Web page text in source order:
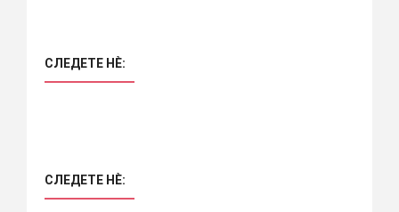
СЛЕДЕТЕ НÈ:
СЛЕДЕТЕ НÈ: